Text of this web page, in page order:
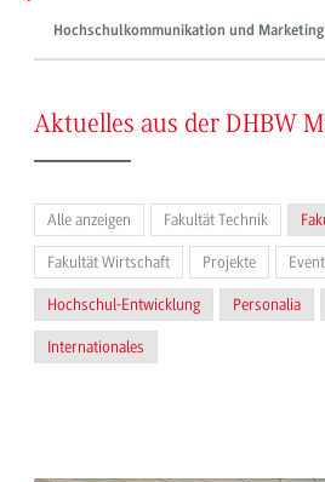
Hochschulkommunikation und Marketing
Aktuelles aus der DHBW
Alle anzeigen Fakultät Technik
Fakultät Wirtschaft Projekte
Hochschul-Entwicklung Personalia
Internationales